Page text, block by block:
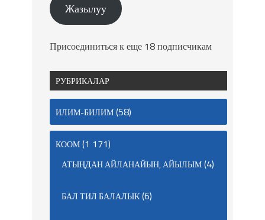
Жазылуу
Присоединиться к еще 18 подписчикам
РУБРИКАЛАР
ИЛИМ-БИЛИМ(58)
КООМ(1 171)
АТЫҢДАН АЙЛАНАЙЫН, АЙЫЛЫМ(4)
БАЛ ТИЛ БАЛАЛЫК(6)